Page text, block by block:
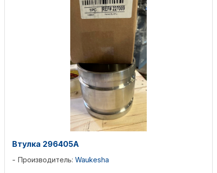
Втулка 296405А
Производитель: Waukesha